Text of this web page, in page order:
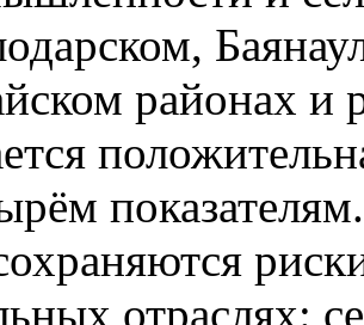
районах и
отраслях: